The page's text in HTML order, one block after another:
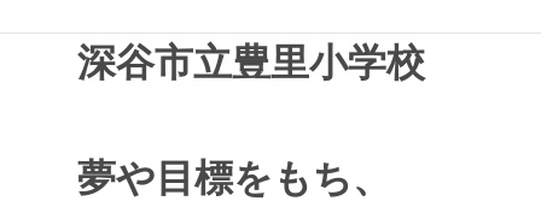
深谷市立豊里小学校
夢や目標をもち、